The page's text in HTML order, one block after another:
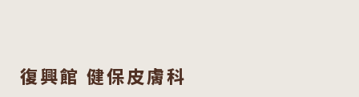
復興館 健保皮膚科